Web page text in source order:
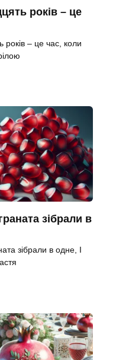
років – це
років – це час, коли
зібрали в
зібрали в одне, І